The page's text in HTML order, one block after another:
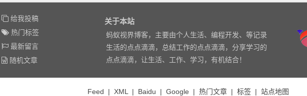
给我投稿
热门标签
最新留言
随机文章
关于本站
蚂蚁视界博客，主要由个人生活、编程开发、等记录
生活的点点滴滴，总结工作的点点滴滴，分享学习的
点点滴滴，让生活、工作、学习，有机结合！
Feed | XML | Baidu | Google | 热门文章| 标签| 站点地图